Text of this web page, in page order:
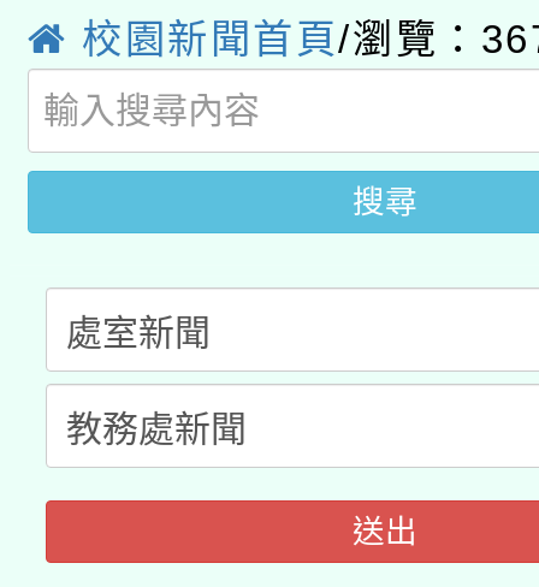
業技術研究院辦理「
用水績優單位及節水達
115年8月22日(星期六
桃園市孔廟祈福系列
開 智慧啟航」
2026年桃園地景藝術
校園新聞首頁/瀏覽：
搜尋
送出